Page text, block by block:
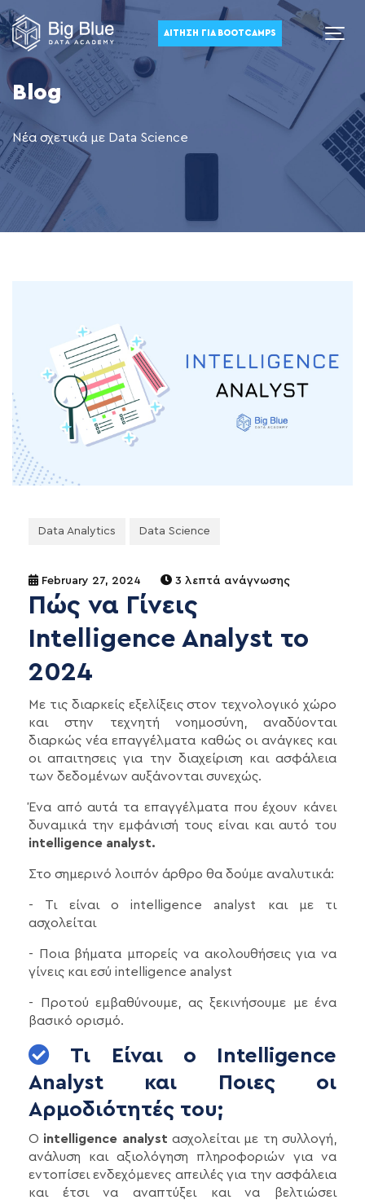
ΑΊΤΗΣΗ ΓΙΑ BOOTCAMPS
Blog
Νέα σχετικά με Data Science
Data Analytics Data Science
February 27, 2024 3 λεπτά ανάγνωσης
Πώς να Γίνεις
Intelligence Analyst το
2024
Με τις διαρκείς εξελίξεις στον τεχνολογικό χώρο
και στην τεχνητή νοημοσύνη, αναδύονται
διαρκώς νέα επαγγέλματα καθώς οι ανάγκες και
οι απαιτησεις για την διαχείριση και ασφάλεια
των δεδομένων αυξάνονται συνεχώς.
Ένα από αυτά τα επαγγέλματα που έχουν κάνει
δυναμικά την εμφάνισή τους είναι και αυτό του
intelligence analyst.
Στο σημερινό λοιπόν άρθρο θα δούμε αναλυτικά:
- Τι είναι ο intelligence analyst και με τι
ασχολείται
- Ποια βήματα μπορείς να ακολουθήσεις για να
γίνεις και εσύ intelligence analyst
- Προτού εμβαθύνουμε, ας ξεκινήσουμε με ένα
βασικό ορισμό.
Τι Είναι ο Intelligence
Analyst και Ποιες οι
Αρμοδιότητές του;
Ο intelligence analyst ασχολείται με τη συλλογή,
ανάλυση και αξιολόγηση πληροφοριών για να
εντοπίσει ενδεχόμενες απειλές για την ασφάλεια
και έτσι να αναπτύξει και να βελτιώσει